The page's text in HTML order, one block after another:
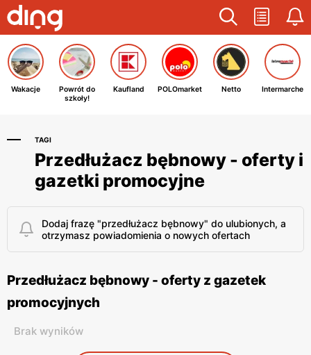
Wakacje
Powrót do
szkoły!
Kaufland POLOmarket Netto Intermarche
TAGI
Przedłużacz bębnowy - oferty i
gazetki promocyjne
Dodaj frazę "przedłużacz bębnowy" do ulubionych, a
otrzymasz powiadomienia o nowych ofertach
Przedłużacz bębnowy - oferty z gazetek
promocyjnych
Brak wyników